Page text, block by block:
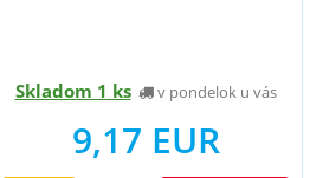
Skladom 1 ks v pondelok u vás
9,17 EUR